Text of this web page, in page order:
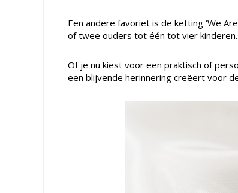
Een andere favoriet is de ketting ‘We
of twee ouders tot één tot vier
Of je nu kiest voor een praktisch of
een blijvende herinnering creëert voor